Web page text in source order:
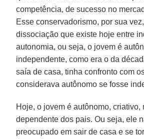
competência, de sucesso no
Esse conservadorismo, por sua
dissociação que existe hoje entre
autonomia, ou seja, o jovem é
independente, como era o da
saía de casa, tinha confronto com
considerava autônomo se fosse
Hoje, o jovem é autônomo, criativo,
dependente dos pais. Ou seja, ele
preocupado em sair de casa e se